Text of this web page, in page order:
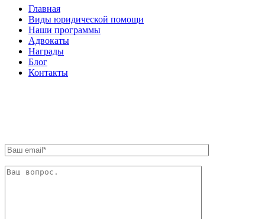
Главная
Виды юридической помощи
Наши программы
Адвокаты
Награды
Блог
Контакты